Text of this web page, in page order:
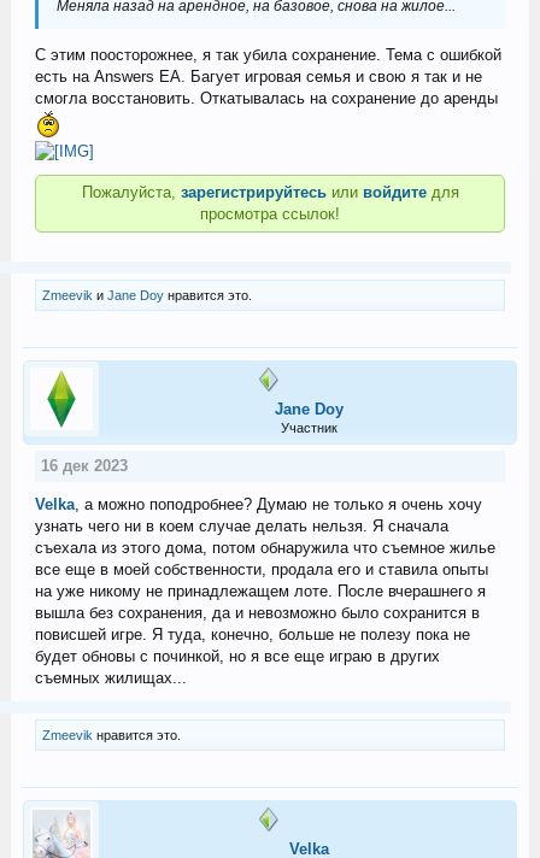
Меняла назад на арендное, на базовое, снова на жилое...
С этим поосторожнее, я так убила сохранение. Тема с ошибкой
есть на Answers EA. Багует игровая семья и свою я так и не
смогла восстановить. Откатывалась на сохранение до аренды
Пожалуйста, зарегистрируйтесьили войдите для
просмотра ссылок!
Zmeevik и Jane Doунравится это.
Jane Doу
Участник
16 дек 2023
Velka, а можно поподробнее? Думаю не только я очень хочу
узнать чего ни в коем случае делать нельзя. Я сначала
съехала из этого дома, потом обнаружила что съемное жилье
все еще в моей собственности, продала его и ставила опыты
на уже никому не принадлежащем лоте. После вчерашнего я
вышла без сохранения, да и невозможно было сохранится в
повисшей игре. Я туда, конечно, больше не полезу пока не
будет обновы с починкой, но я все еще играю в других
съемных жилищах...
Zmeevik нравится это.
Velka